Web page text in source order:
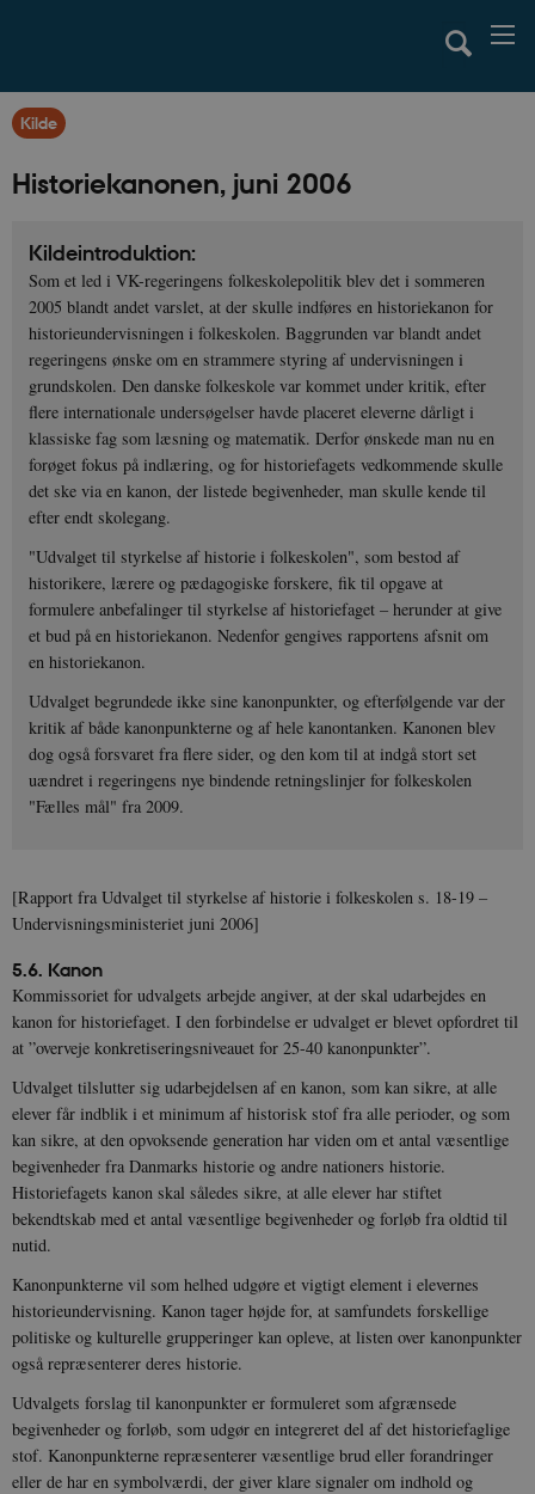
Kilde
Historiekanonen, juni 2006
Kildeintroduktion:
Som et led i VK-regeringens folkeskolepolitik blev det i sommeren
2005 blandt andet varslet, at der skulle indføres en historiekanon for
historieundervisningen i folkeskolen. Baggrunden var blandt andet
regeringens ønske om en strammere styring af undervisningen i
grundskolen. Den danske folkeskole var kommet under kritik, efter
flere internationale undersøgelser havde placeret eleverne dårligt i
klassiske fag som læsning og matematik. Derfor ønskede man nu en
forøget fokus på indlæring, og for historiefagets vedkommende skulle
det ske via en kanon, der listede begivenheder, man skulle kende til
efter endt skolegang.
"Udvalget til styrkelse af historie i folkeskolen", som bestod af
historikere, lærere og pædagogiske forskere, fik til opgave at
formulere anbefalinger til styrkelse af historiefaget – herunder at give
et bud på en historiekanon. Nedenfor gengives rapportens afsnit om
en historiekanon.
Udvalget begrundede ikke sine kanonpunkter, og efterfølgende var der
kritik af både kanonpunkterne og af hele kanontanken. Kanonen blev
dog også forsvaret fra flere sider, og den kom til at indgå stort set
uændret i regeringens nye bindende retningslinjer for folkeskolen
"Fælles mål" fra 2009.
[Rapport fra Udvalget til styrkelse af historie i folkeskolen s. 18-19 –
Undervisningsministeriet juni 2006]
5.6. Kanon
Kommissoriet for udvalgets arbejde angiver, at der skal udarbejdes en
kanon for historiefaget. I den forbindelse er udvalget er blevet opfordret til
at ”overveje konkretiseringsniveauet for 25-40 kanonpunkter”.
Udvalget tilslutter sig udarbejdelsen af en kanon, som kan sikre, at alle
elever får indblik i et minimum af historisk stof fra alle perioder, og som
kan sikre, at den opvoksende generation har viden om et antal væsentlige
begivenheder fra Danmarks historie og andre nationers historie.
Historiefagets kanon skal således sikre, at alle elever har stiftet
bekendtskab med et antal væsentlige begivenheder og forløb fra oldtid til
nutid.
Kanonpunkterne vil som helhed udgøre et vigtigt element i elevernes
historieundervisning. Kanon tager højde for, at samfundets forskellige
politiske og kulturelle grupperinger kan opleve, at listen over kanonpunkter
også repræsenterer deres historie.
Udvalgets forslag til kanonpunkter er formuleret som afgrænsede
begivenheder og forløb, som udgør en integreret del af det historiefaglige
stof. Kanonpunkterne repræsenterer væsentlige brud eller forandringer
eller de har en symbolværdi, der giver klare signaler om indhold og